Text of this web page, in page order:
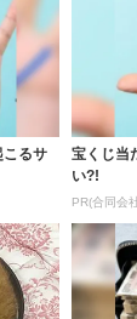
こるサ
宝くじ当
い?!
PR(合同会